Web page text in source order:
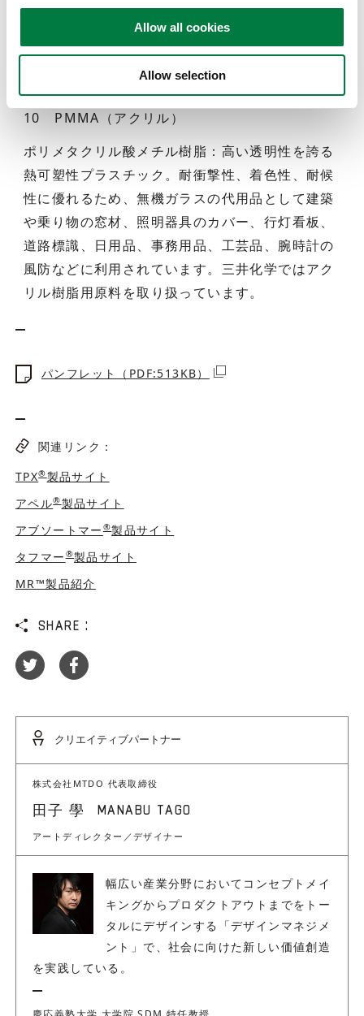
Allow all cookies
Allow selection
眼鏡レンズのグローバルスタンダード原料として
幅広く採用されており、光学特性に優れた軽量強
靭な薄型レンズの実現に貢献しています。
10 PMMA（アクリル）
ポリメタクリル酸メチル樹脂：高い透明性を誇る
熱可塑性プラスチック。耐衝撃性、着色性、耐候
性に優れるため、無機ガラスの代用品として建築
や乗り物の窓材、照明器具のカバー、行灯看板、
道路標識、日用品、事務用品、工芸品、腕時計の
風防などに利用されています。三井化学ではアク
リル樹脂用原料を取り扱っています。
パンフレット（PDF:513KB）
関連リンク：
TPX®製品サイト
アペル®製品サイト
アブソートマー®製品サイト
タフマー®製品サイト
MR™製品紹介
SHARE :
クリエイティブパートナー
株式会社MTDO 代表取締役
田子 學 MANABU TAGO
アートディレクター／デザイナー
幅広い産業分野においてコンセプトメイ
キングからプロダクトアウトまでをトー
タルにデザインする「デザインマネジメ
ント」で、社会に向けた新しい価値創造
を実践している。